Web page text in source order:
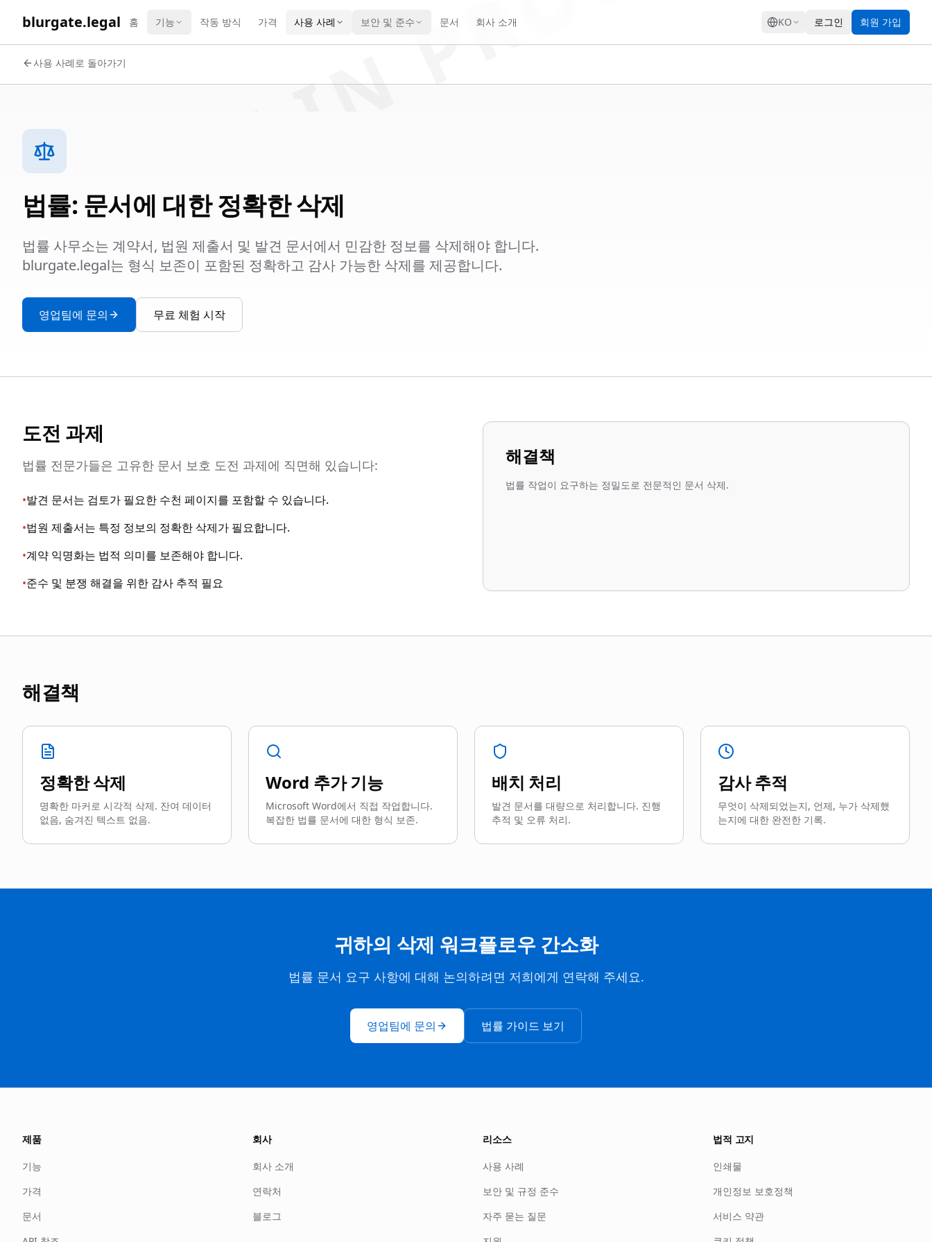
blurgate.legal 홈 기능 작동 방식 가격 사용 사례 보안 및 준수 문서 회사 소개 KO 로그인 회원 가입
사용 사례로 돌아가기
법률: 문서에 대한 정확한 삭제
법률 사무소는 계약서, 법원 제출서 및 발견 문서에서 민감한 정보를 삭제해야 합니다.
blurgate.legal는 형식 보존이 포함된 정확하고 감사 가능한 삭제를 제공합니다.
영업팀에 문의 무료 체험 시작
도전 과제
법률 전문가들은 고유한 문서 보호 도전 과제에 직면해 있습니다:
•발견 문서는 검토가 필요한 수천 페이지를 포함할 수 있습니다.
•법원 제출서는 특정 정보의 정확한 삭제가 필요합니다.
•계약 익명화는 법적 의미를 보존해야 합니다.
•준수 및 분쟁 해결을 위한 감사 추적 필요
해결책
법률 작업이 요구하는 정밀도로 전문적인 문서 삭제.
해결책
정확한 삭제
명확한 마커로 시각적 삭제. 잔여 데이터
없음, 숨겨진 텍스트 없음.
Word 추가 기능
Microsoft Word에서 직접 작업합니다.
복잡한 법률 문서에 대한 형식 보존.
배치 처리
발견 문서를 대량으로 처리합니다. 진행
추적 및 오류 처리.
감사 추적
무엇이 삭제되었는지, 언제, 누가 삭제했
는지에 대한 완전한 기록.
귀하의 삭제 워크플로우 간소화
법률 문서 요구 사항에 대해 논의하려면 저희에게 연락해 주세요.
영업팀에 문의 법률 가이드 보기
제품
기능
가격
문서
회사
회사 소개
연락처
블로그
리소스
사용 사례
보안 및 규정 준수
자주 묻는 질문
법적 고지
인쇄물
개인정보 보호정책
서비스 약관